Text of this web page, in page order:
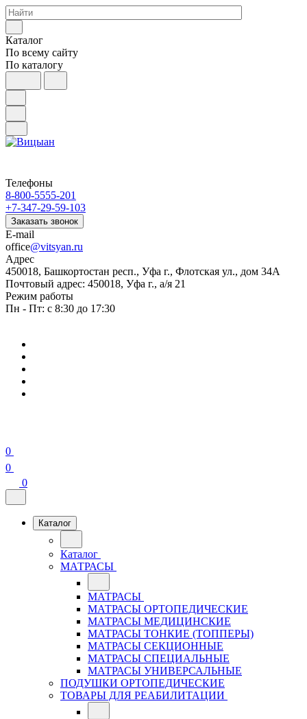
Каталог
По всему сайту
По каталогу
Телефоны
8-800-5555-201
+7-347-29-59-103
Заказать звонок
E-mail
office@vitsyan.ru
Адрес
450018, Башкортостан респ., Уфа г., Флотская ул., дом 34А
Почтовый адрес: 450018, Уфа г., а/я 21
Режим работы
Пн - Пт: с 8:30 до 17:30
0
0
0
Каталог
Каталог
МАТРАСЫ
МАТРАСЫ
МАТРАСЫ ОРТОПЕДИЧЕСКИЕ
МАТРАСЫ МЕДИЦИНСКИЕ
МАТРАСЫ ТОНКИЕ (ТОППЕРЫ)
МАТРАСЫ СЕКЦИОННЫЕ
МАТРАСЫ СПЕЦИАЛЬНЫЕ
МАТРАСЫ УНИВЕРСАЛЬНЫЕ
ПОДУШКИ ОРТОПЕДИЧЕСКИЕ
ТОВАРЫ ДЛЯ РЕАБИЛИТАЦИИ